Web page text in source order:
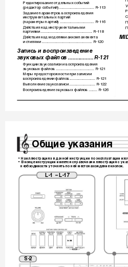
Реда ктирование отд ельных событий
(редактор событий) R-113
Р
Задание п араметров воспроизвед
ения
инструментальных п артий
(па раметры п артий) R-116
Действия над инструмента льными
п артиями...................................................... R-118
Действия над моделями аккомп анемента
и стилями R-120
Запись и воспроизведение
звуковых файлов .................R-121
Функции звукоза писи и воспроизвед ения
звуковых файлов
R-121
Меры предосторожности при з аписи и
воспроизвед ении файлов........................... R-121
Выполнение звукоз аписи R-122
Воспроизвед ение звуковых ф айлов R-126
Общие указания
• На иллюстрациях в данной инструкции по эксплуатации
•
В конце инструкции имеется справочная иллюстрация с
необходимости уточнять по ней местонахождение кнопок.
L-1 - L-17
S-2